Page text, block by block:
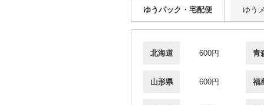
ゆうパック・宅配便 ゆう
北海道 600円 青
山形県 600円 福